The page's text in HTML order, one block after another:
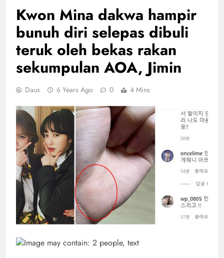
Kwon Mina dakwa hampir
bunuh diri selepas dibuli
teruk oleh bekas rakan
sekumpulan AOA, Jimin
Daus 6 Years Ago 0 4 Mins